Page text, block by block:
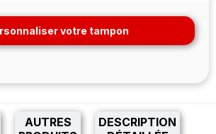
votre tampon
AUTRES
DESCRIPTION